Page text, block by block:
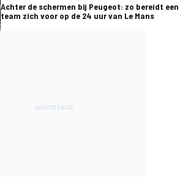
Achter de schermen bij Peugeot: zo bereidt een
team zich voor op de 24 uur van Le Mans